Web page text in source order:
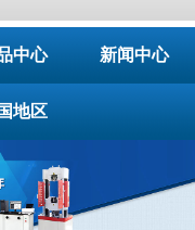
中心 新闻中心
地区